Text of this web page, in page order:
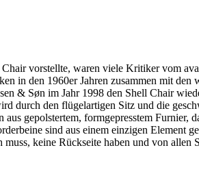
vorstellte, waren viele Kritiker vom
in den 1960er Jahren zusammen mit
& Søn im Jahr 1998 den Shell Chair
durch den flügelartigen Sitz und die
aus gepolstertem, formgepresstem
sind aus einem einzigen
keine Rückseite haben und von allen